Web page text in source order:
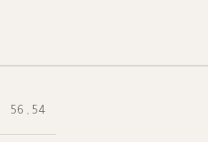
54
,
56